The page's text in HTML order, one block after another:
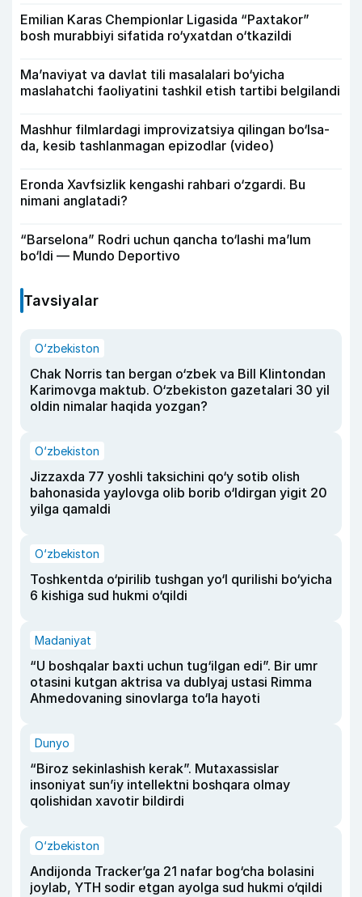
Emilian Karas Chempionlar Ligasida “Paxtakor”
bosh murabbiyi sifatida ro‘yxatdan o‘tkazildi
Ma’naviyat va davlat tili masalalari bo‘yicha
maslahatchi faoliyatini tashkil etish tartibi belgilandi
Mashhur filmlardagi improvizatsiya qilingan bo‘lsa-
da, kesib tashlanmagan epizodlar (video)
Eronda Xavfsizlik kengashi rahbari o‘zgardi. Bu
nimani anglatadi?
“Barselona” Rodri uchun qancha to‘lashi ma’lum
bo‘ldi — Mundo Deportivo
Tavsiyalar
O‘zbekiston
Chak Norris tan bergan o‘zbek va Bill Klintondan
Karimovga maktub. O‘zbekiston gazetalari 30 yil
oldin nimalar haqida yozgan?
O‘zbekiston
Jizzaxda 77 yoshli taksichini qo‘y sotib olish
bahonasida yaylovga olib borib o‘ldirgan yigit 20
yilga qamaldi
O‘zbekiston
Toshkentda o‘pirilib tushgan yo‘l qurilishi bo‘yicha
6 kishiga sud hukmi o‘qildi
Madaniyat
“U boshqalar baxti uchun tug‘ilgan edi”. Bir umr
otasini kutgan aktrisa va dublyaj ustasi Rimma
Ahmedovaning sinovlarga to‘la hayoti
Dunyo
“Biroz sekinlashish kerak”. Mutaxassislar
insoniyat sun’iy intellektni boshqara olmay
qolishidan xavotir bildirdi
O‘zbekiston
Andijonda Tracker’ga 21 nafar bog‘cha bolasini
joylab, YTH sodir etgan ayolga sud hukmi o‘qildi